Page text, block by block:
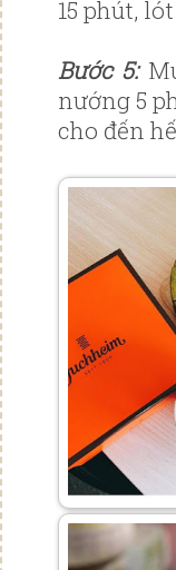
15 phút,
Bước 5:
nướng 5
cho đến